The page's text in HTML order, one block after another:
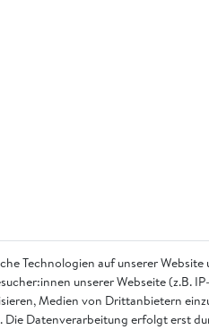
Technologien auf unserer
unserer Webseite (z.B.
Medien von Drittanbietern
Die Datenverarbeitung erfolgt erst